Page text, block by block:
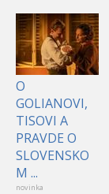
O
GOLIANOVI,
TISOVI A
PRAVDE O
SLOVENSKO
M ...
novinka